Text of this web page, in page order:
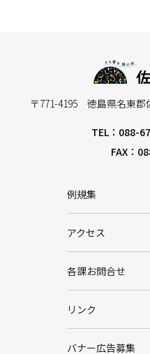
〒771-4195 徳島県名東郡
TEL：088-
FAX：
例規集
アクセス
各課お問合せ
リンク
バナー広告募集